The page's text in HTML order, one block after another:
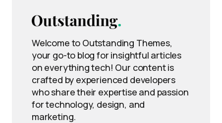
Welcome to Outstanding Themes,
your go-to blog for insightful articles
on everything tech! Our content is
crafted by experienced developers
who share their expertise and passion
for technology, design, and
marketing.